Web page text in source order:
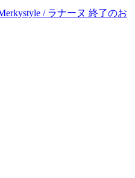
/ ラナーヌ 終了のお